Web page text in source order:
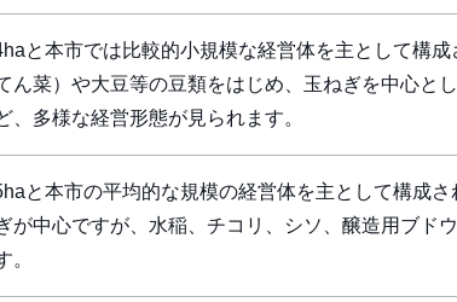
と本市では比較的小規模な経営体を主として構成
ん菜）や大豆等の豆類をはじめ、玉ねぎを中心とし
多様な経営形態が見られます。
と本市の平均的な規模の経営体を主として構成さ
が中心ですが、水稲、チコリ、シソ、醸造用ブドウ
。